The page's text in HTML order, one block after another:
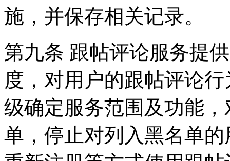
施，并保存相关记录。
第九条 跟帖评论服务提
度，对用户的跟帖评论
级确定服务范围及功能
单，停止对列入黑名单